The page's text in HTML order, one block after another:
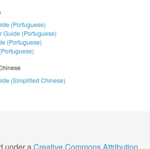
(Portuguese)
Guide (Portuguese)
(Portuguese)
(Simplified Chinese)
under a Creative Commons Attribution